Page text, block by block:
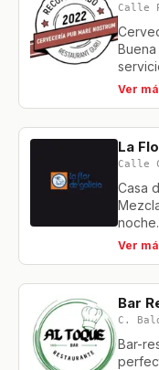
Calle
Ver
La
Calle
Casa
noche.
Ver
Bar
C.
Bar-